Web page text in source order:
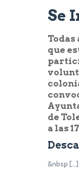
Se
Todas
que
de
a las
&nbsp […]